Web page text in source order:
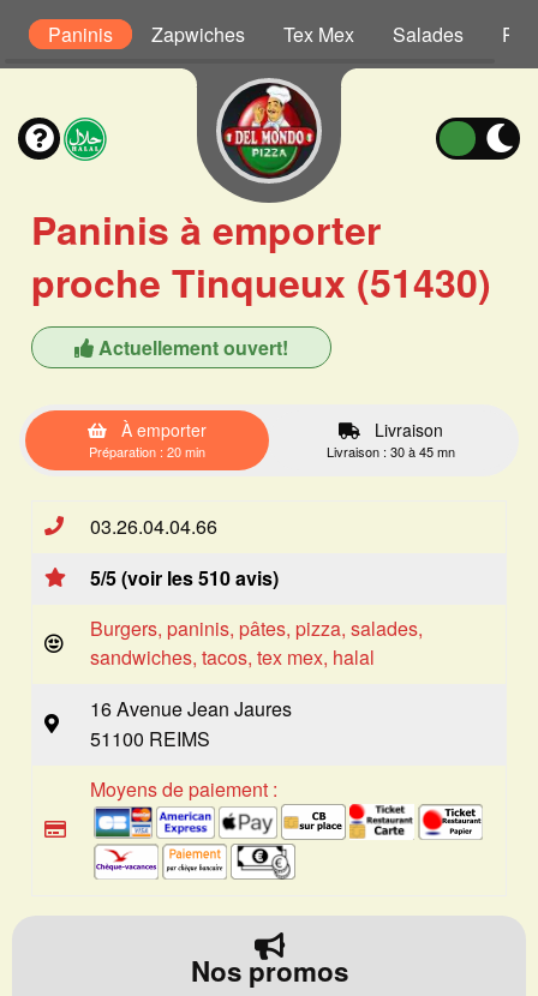
Paninis Zapwiches Tex Mex Salades
Paninis à emporter
proche Tinqueux (51430)
Actuellement ouvert!
À emporter
Préparation : 20 min
Livraison
Livraison : 30 à 45 mn
03.26.04.04.66
5/5 (voir les 510 avis)
Burgers, paninis, pâtes, pizza, salades,
sandwiches, tacos, tex mex, halal
16 Avenue Jean Jaures
51100 REIMS
Moyens de paiement :
Nos promos